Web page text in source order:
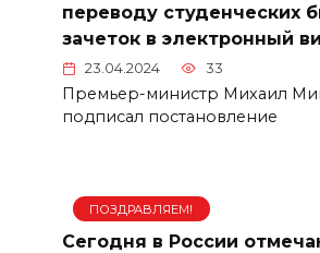
переводу студенческих
зачеток в электронный
23.04.2024 33
Премьер-министр Михаил
подписал постановление
ПОЗДРАВЛЯЕМ!
Сегодня в России